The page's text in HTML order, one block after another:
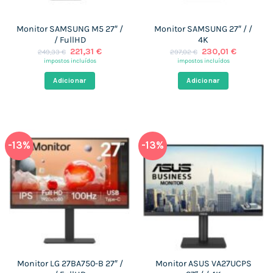
Monitor SAMSUNG M5 27″ /
/ FullHD
249,33€ O
preço
249,33 €.
221,31€O
impostos incluídos
Adicionar
Monitor SAMSUNG 27″ / /
4K
297,02€ O
preço
era:
297,02 €.
230,01€O
impostos incluídos
Adicionar
-13%
Monitor LG 27BA750-B 27″ /
-13%
Monitor ASUS VA27UCPS